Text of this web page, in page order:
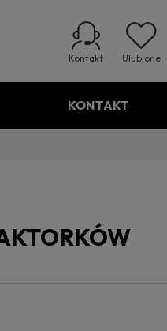
Kontakt Ulubione
KONTAKT